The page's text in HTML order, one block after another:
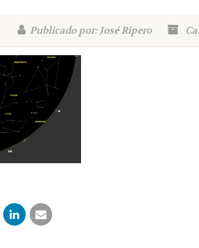
Publicado por: José Ripero